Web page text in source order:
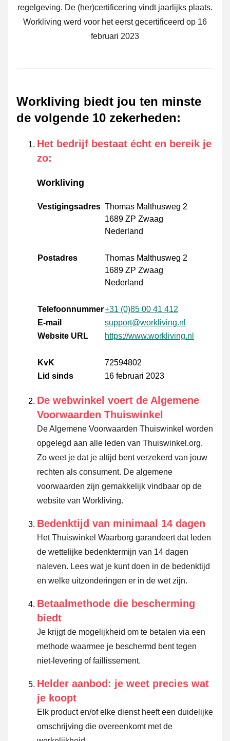
regelgeving. De (her)certificering vindt jaarlijks plaats.
Workliving werd voor het eerst gecertificeerd op 16
februari 2023
Workliving biedt jou ten minste
de volgende 10 zekerheden:
Het bedrijf bestaat écht en bereik je
zo:
Workliving
Vestigingsadres Thomas Malthusweg 2
1689 ZP Zwaag
Nederland
Postadres
Thomas Malthusweg 2
1689 ZP Zwaag
Nederland
Telefoonnummer+31 (0)85 00 41 412
E-mail
support@workliving.nl
Website URL
https://www.workliving.nl
KvK
72594802
Lid sinds
16 februari 2023
De webwinkel voert de Algemene
Voorwaarden Thuiswinkel
De Algemene Voorwaarden Thuiswinkel worden
opgelegd aan alle leden van Thuiswinkel.org.
Zo weet je dat je altijd bent verzekerd van jouw
rechten als consument. De algemene
voorwaarden zijn gemakkelijk vindbaar op de
website van Workliving.
Bedenktijd van minimaal 14 dagen
Het Thuiswinkel Waarborg garandeert dat leden
de wettelijke bedenktermijn van 14 dagen
naleven. Lees wat je kunt doen in de bedenktijd
en welke uitzonderingen er in de wet zijn.
Betaalmethode die bescherming
biedt
Je krijgt de mogelijkheid om te betalen via een
methode waarmee je beschermd bent tegen
niet-levering of faillissement.
Helder aanbod: je weet precies wat
je koopt
Elk product en/of elke dienst heeft een duidelijke
omschrijving die overeenkomt met de